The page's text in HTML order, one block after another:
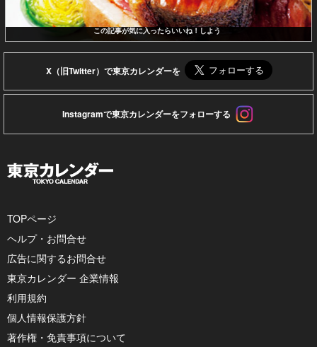
この記事が気に入ったらいいね！しよう
X（旧Twitter）で東京カレンダーを
Instagramで東京カレンダーをフォローする
TOPページ
ヘルプ・お問合せ
広告に関するお問合せ
東京カレンダー 企業情報
利用規約
個人情報保護方針
著作権・免責事項について